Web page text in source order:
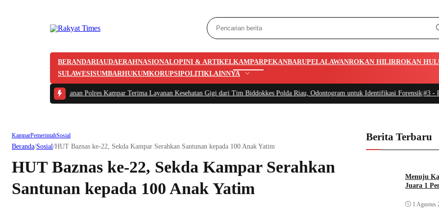
BERANDARIAUDAERAHNASIONALOPINI & ARTIKELKAMPARPEKANBARUPELALAWANROKAN HILIRROKAN
SULAWESISUMBARHUKUMKORUPSIPOLITIKLAINNYA
101 Tahanan Polres Kampar Terima Layanan Kesehatan Gigi dari Tim Biddokkes Polda Riau, Odontogram untuk Identifikasi Forensik|#3 - Pemkab
KamparPemerintahSosial
Beranda/Sosial/HUT Baznas ke-22, Sekda Kampar Serahkan Santunan kepada 100 Anak Yatim
HUT Baznas ke-22, Sekda Kampar Serahkan
Santunan kepada 100 Anak Yatim
Berita Terbaru
Menuju
Juara 1
1 Agustus